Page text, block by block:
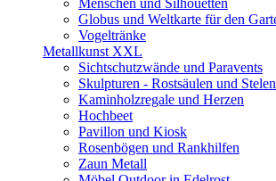
Menschen und Silhouetten
Globus und Weltkarte für den
Vogeltränke
Metallkunst XXL
Sichtschutzwände und Paravents
Skulpturen - Rostsäulen und Stelen
Kaminholzregale und Herzen
Hochbeet
Pavillon und Kiosk
Rosenbögen und Rankhilfen
Zaun Metall